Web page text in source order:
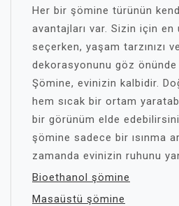
Her bir şömine türünün
avantajları var. Sizin için en
seçerken, yaşam tarzınızı
dekorasyonunu göz önünde
Şömine, evinizin kalbidir.
hem sıcak bir ortam
bir görünüm elde
şömine sadece bir ısınma
zamanda evinizin ruhunu
Bioethanol şömine
Masaüstü şömine